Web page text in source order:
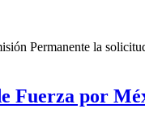
Permanente la
Fuerza por